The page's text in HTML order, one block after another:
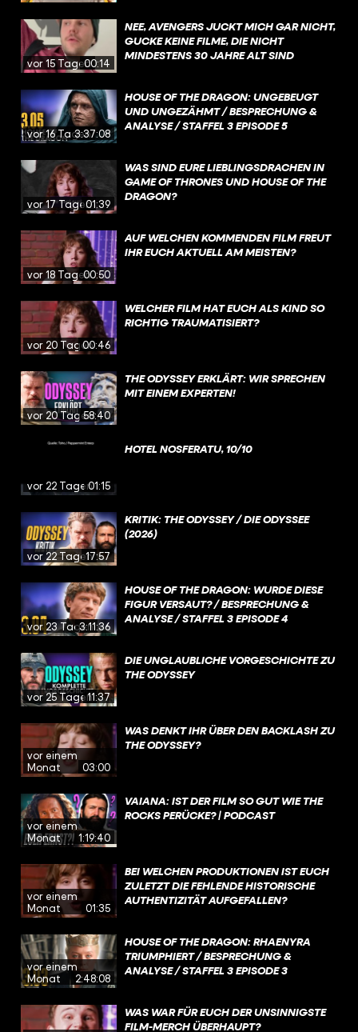
vor 15 Tagen00:14
NEE, AVENGERS JUCKT MICH GAR NICHT,
GUCKE KEINE FILME, DIE NICHT
MINDESTENS 30 JAHRE ALT SIND
vor 16 Tagen3:37:08
HOUSE OF THE DRAGON: UNGEBEUGT
UND UNGEZÄHMT / BESPRECHUNG &
ANALYSE / STAFFEL 3 EPISODE 5
vor 17 Tagen01:39
WAS SIND EURE LIEBLINGSDRACHEN IN
GAME OF THRONES UND HOUSE OF THE
DRAGON?
vor 18 Tagen00:50
AUF WELCHEN KOMMENDEN FILM FREUT
IHR EUCH AKTUELL AM MEISTEN?
vor 20 Tagen00:46
WELCHER FILM HAT EUCH ALS KIND SO
RICHTIG TRAUMATISIERT?
vor 20 Tagen58:40
THE ODYSSEY ERKLÄRT: WIR SPRECHEN
MIT EINEM EXPERTEN!
vor 22 Tagen01:15
HOTEL NOSFERATU, 10/10
vor 22 Tagen17:57
KRITIK: THE ODYSSEY / DIE ODYSSEE
(2026)
vor 23 Tagen3:11:36
HOUSE OF THE DRAGON: WURDE DIESE
FIGUR VERSAUT? / BESPRECHUNG &
ANALYSE / STAFFEL 3 EPISODE 4
vor 25 Tagen11:37
DIE UNGLAUBLICHE VORGESCHICHTE ZU
THE ODYSSEY
vor einem
Monat
03:00
WAS DENKT IHR ÜBER DEN BACKLASH ZU
THE ODYSSEY?
vor einem
Monat
1:19:40
VAIANA: IST DER FILM SO GUT WIE THE
ROCKS PERÜCKE? | PODCAST
vor einem
Monat
01:35
BEI WELCHEN PRODUKTIONEN IST EUCH
ZULETZT DIE FEHLENDE HISTORISCHE
AUTHENTIZITÄT AUFGEFALLEN?
vor einem
Monat
2:48:08
HOUSE OF THE DRAGON: RHAENYRA
TRIUMPHIERT / BESPRECHUNG &
ANALYSE / STAFFEL 3 EPISODE 3
WAS WAR FÜR EUCH DER UNSINNIGSTE
FILM-MERCH ÜBERHAUPT?